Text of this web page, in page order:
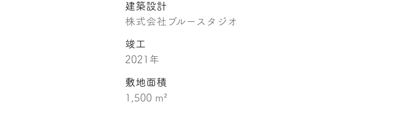
建築設計
株式会社ブルースタジオ
竣工
2021年
敷地面積
1,500 m²